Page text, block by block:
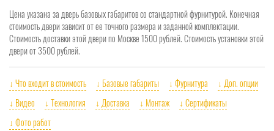
Цена указана за дверь базовых габаритов со стандартной фурнитурой. Конечная
стоимость двери зависит от ее точного размера и заданной комплектации.
Стоимость доставки этой двери по Москве 1500 рублей. Стоимость установки этой
двери от 3500 рублей.
↓ Что входит в стоимость ↓ Базовые габариты ↓ Фурнитура
↓ Доп. опции
↓ Видео
↓ Технология ↓ Доставка ↓ Монтаж
↓ Сертификаты
↓ Фото работ